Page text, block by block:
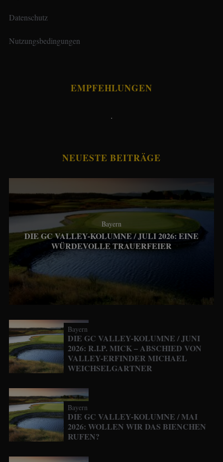
Datenschutz
Nutzungsbedingungen
EMPFEHLUNGEN
.
NEUESTE BEITRÄGE
Bayern
DIE GC VALLEY-KOLUMNE / JULI 2026: EINE
WÜRDEVOLLE TRAUERFEIER
Bayern
DIE GC VALLEY-KOLUMNE / JUNI
2026: R.I.P. MICK – ABSCHIED VON
VALLEY-ERFINDER MICHAEL
WEICHSELGARTNER
Bayern
DIE GC VALLEY-KOLUMNE / MAI
2026: WOLLEN WIR DAS BIENCHEN
RUFEN?